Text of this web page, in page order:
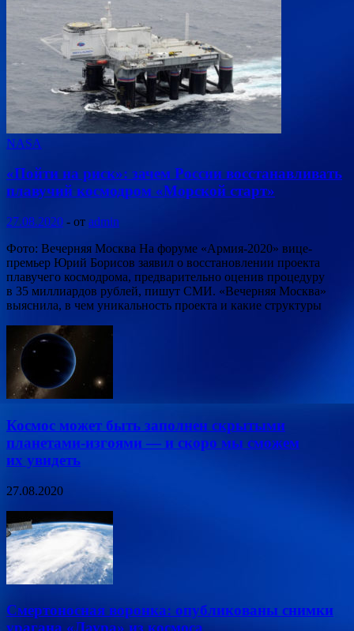
NASA
«Пойти на риск»: зачем России восстанавливать
плавучий космодром «Морской старт»
27.08.2020 - от admin
Фото: Вечерняя Москва На форуме «Армия-2020» вице-
премьер Юрий Борисов заявил о восстановлении проекта
плавучего космодрома, предварительно оценив процедуру
в 35 миллиардов рублей, пишут СМИ. «Вечерняя Москва»
выяснила, в чем уникальность проекта и какие структуры
Космос может быть заполнен скрытыми
планетами-изгоями — и скоро мы сможем
их увидеть
27.08.2020
Смертоносная воронка: опубликованы снимки